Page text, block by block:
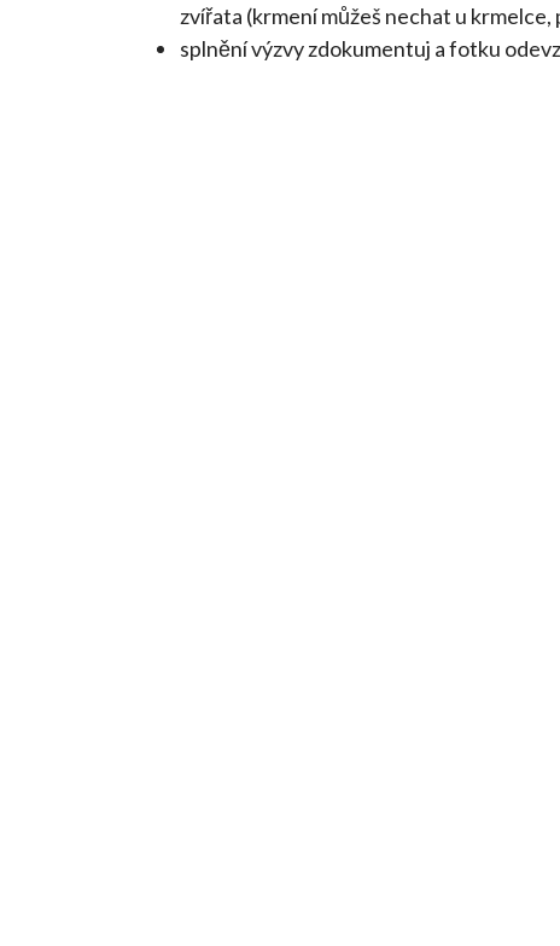
zvířata (krmení můžeš nechat u krmelce,
splnění výzvy zdokumentuj a fotku